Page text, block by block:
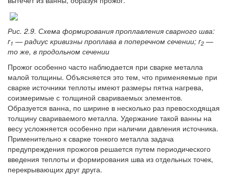
Рис. 2.9. Схема формирования проплавления сварного шва:
r1 — радиус кривизны проплава в поперечном сечении; r2 —
то же, в продольном сечении
Прожог особенно часто наблюдается при сварке металла
малой толщины. Объясняется это тем, что применяемые при
сварке источники теплоты имеют размеры пятна нагрева,
соизмеримые с толщиной свариваемых элементов.
Образуется ванна, по ширине в несколько раз превосходящая
толщину свариваемого металла. Удержание такой ванны на
весу усложняется особенно при наличии давления источника.
Применительно к сварке тонкого металла задача
предупреждения прожогов решается путем периодического
введения теплоты и формирования шва из отдельных точек,
перекрывающих друг друга.